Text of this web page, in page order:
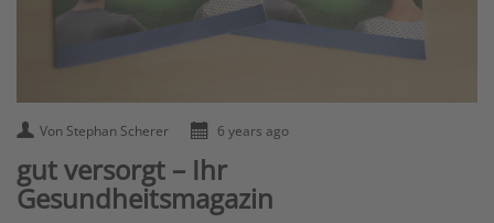
Von Stephan Scherer 6 years ago
gut versorgt – Ihr
Gesundheitsmagazin